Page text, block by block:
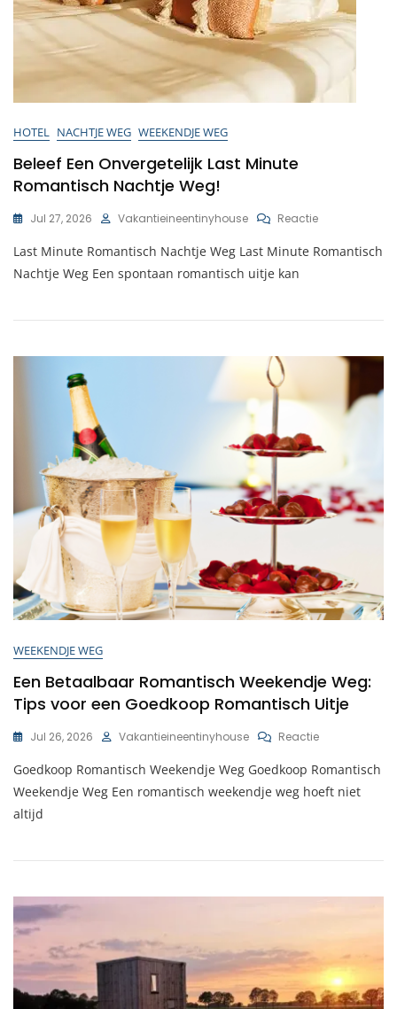
HOTEL NACHTJE WEG WEEKENDJE WEG
Beleef Een Onvergetelijk Last Minute
Romantisch Nachtje Weg!
Jul 27, 2026 Vakantieineentinyhouse ReactieOp
Een
Romantisch
Last Minute Romantisch Nachtje Weg Last Minute Romantisch
Nachtje Weg Een spontaan romantisch uitje kan
WEEKENDJE WEG
Een Betaalbaar Romantisch Weekendje Weg:
Tips voor een Goedkoop Romantisch Uitje
Jul 26, 2026 Vakantieineentinyhouse ReactieOp
Betaalbaar
Romantisch
Goedkoop Romantisch Weekendje Weg Goedkoop Romantisch
Weekendje Weg Een romantisch weekendje weg hoeft niet
altijd